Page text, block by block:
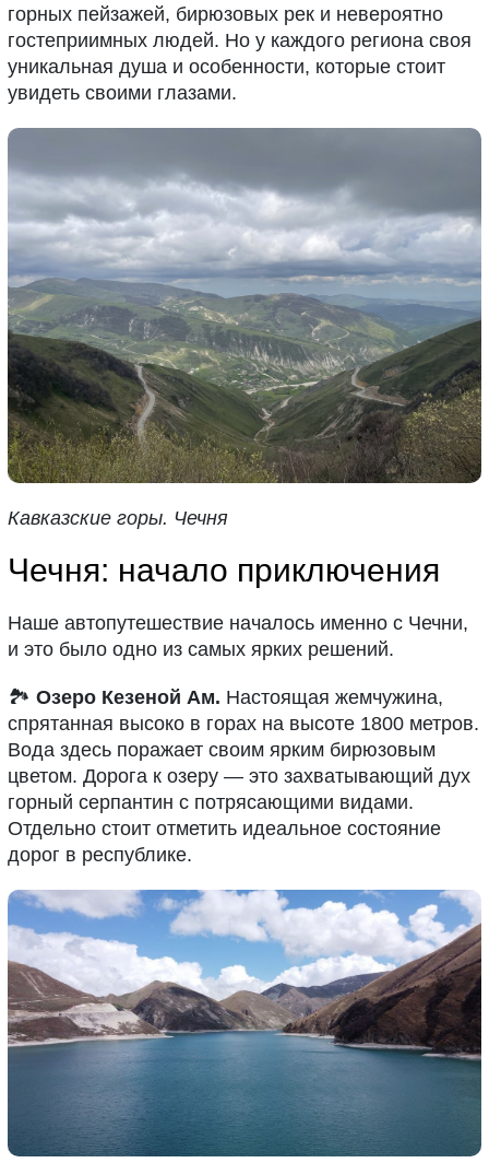
горных пейзажей, бирюзовых рек и невероятно
гостеприимных людей. Но у каждого региона своя
уникальная душа и особенности, которые стоит
увидеть своими глазами.
Кавказские горы. Чечня
Чечня: начало приключения
Наше автопутешествие началось именно с Чечни,
и это было одно из самых ярких решений.
🏞Озеро Кезеной Ам. Настоящая жемчужина,
спрятанная высоко в горах на высоте 1800 метров.
Вода здесь поражает своим ярким бирюзовым
цветом. Дорога к озеру — это захватывающий дух
горный серпантин с потрясающими видами.
Отдельно стоит отметить идеальное состояние
дорог в республике.